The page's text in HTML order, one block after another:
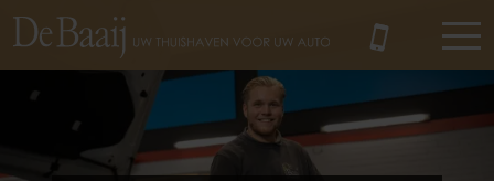
MENU